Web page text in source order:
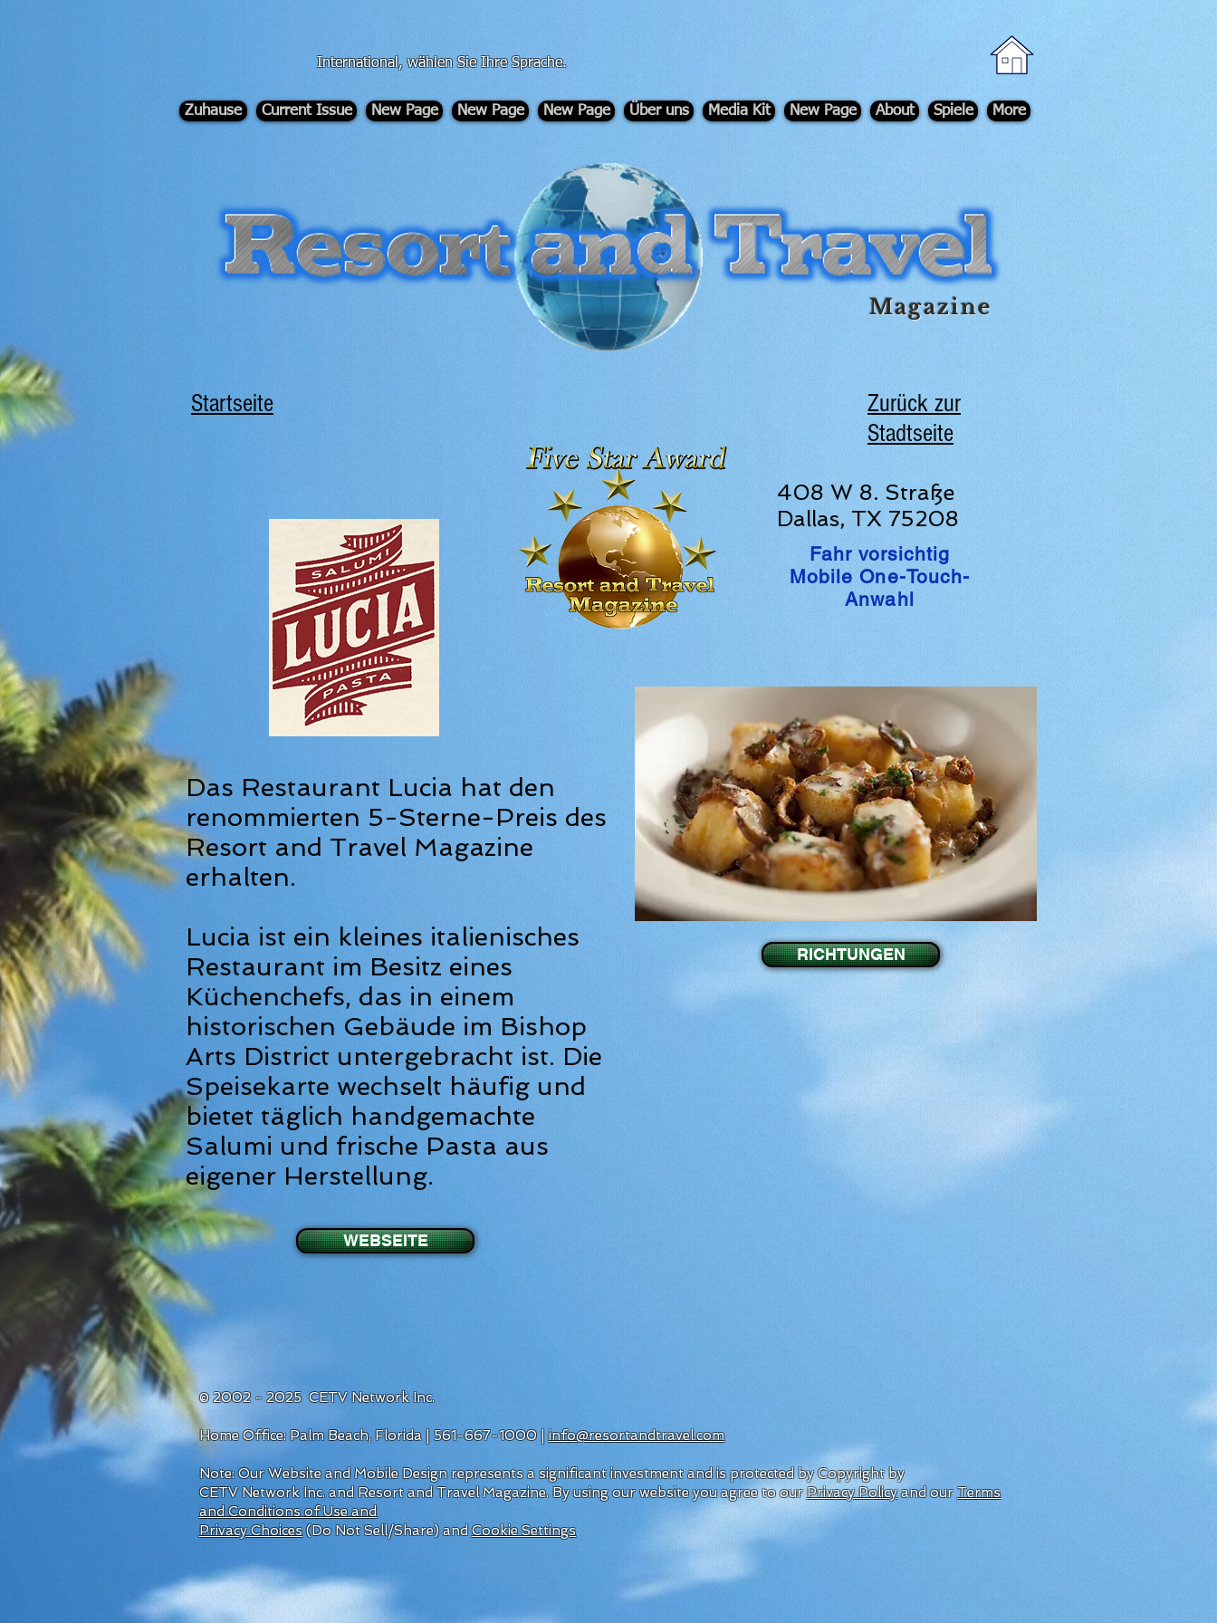
div id="myCodeElement">
International, wählen Sie Ihre Sprache.
Zuhause Current Issue New Page New Page New Page Über uns Media Kit New Page About Spiele More
-
Magazine
Das Restaurant Lucia hat den
renommierten 5-Sterne-Preis des
Resort and Travel Magazine
erhalten.
Lucia ist ein kleines italienisches
Restaurant im Besitz eines
Küchenchefs, das in einem
historischen Gebäude im Bishop
Arts District untergebracht ist. Die
Speisekarte wechselt häufig und
bietet täglich handgemachte
Salumi und frische Pasta aus
eigener Herstellung.
408 W 8. Straße
Dallas, TX 75208
RICHTUNGEN
WEBSEITE
Startseite
Zurück zur
Stadtseite
Fahr vorsichtig
Mobile One-Touch-
Anwahl
© 2002 - 2025 CETV Network Inc.
Home Office: Palm Beach, Florida | 561-667-1000 |info@resortandtravel.com
Note: Our Website and Mobile Design represents a significant investment and is protected by Copyright by
CETV Network Inc. and Resort and Travel Magazine. By using our website you agree to our Privacy Policyand our Terms
and Conditions of Use and
Privacy Choices(Do Not Sell/Share) andCookie Settings